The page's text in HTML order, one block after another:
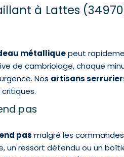
à Lattes
métalliquepeut
de cambriolage, chaque
Nos artisans
pas
pas malgré les
un ressort détendu ou un